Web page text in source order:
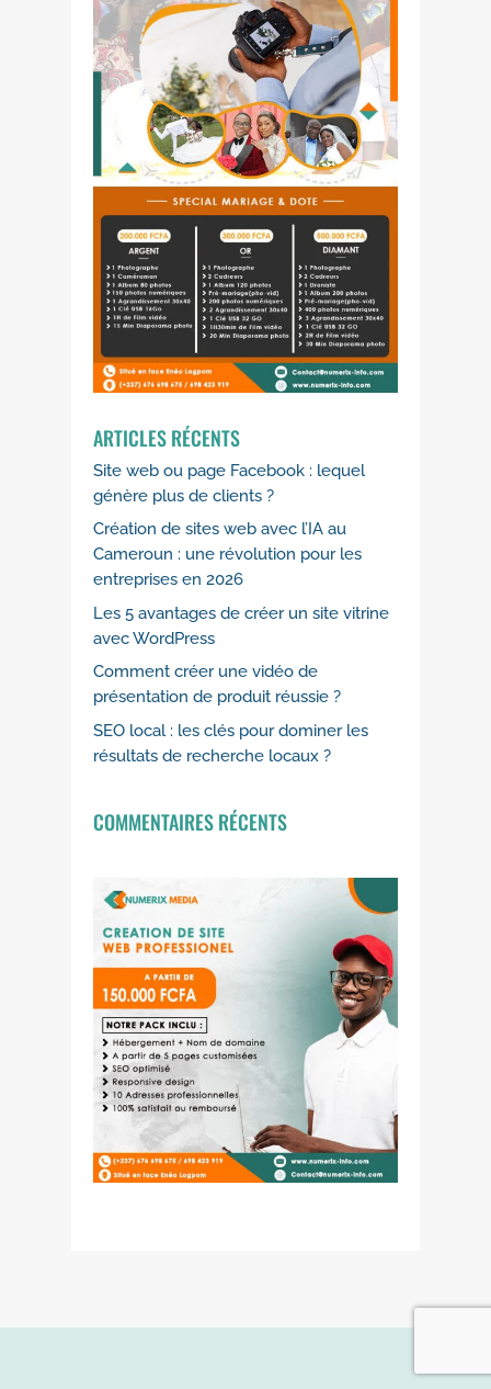
ARTICLES RÉCENTS
Site web ou page Facebook : lequel
génère plus de clients ?
Création de sites web avec l’IA au
Cameroun : une révolution pour les
entreprises en 2026
Les 5 avantages de créer un site vitrine
avec WordPress
Comment créer une vidéo de
présentation de produit réussie ?
SEO local : les clés pour dominer les
résultats de recherche locaux ?
COMMENTAIRES RÉCENTS